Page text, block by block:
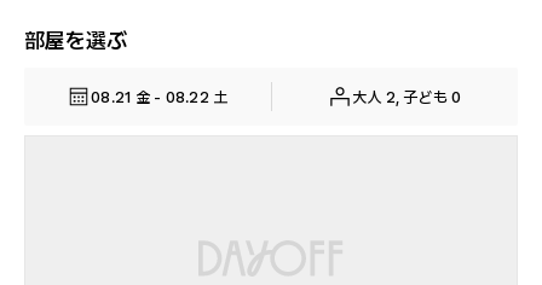
部屋を選ぶ
08.21 金 - 08.22 土 大人 2, 子ども 0